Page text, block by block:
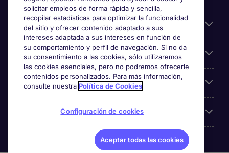
Información útil
Búsqueda de empleo
Empresas
Sobre Michael Page
solicitar empleos de forma rápida y sencilla,
recopilar estadísticas para optimizar la funcionalidad
del sitio y ofrecer contenido adaptado a sus
intereses adaptada a sus intereses en función de
su comportamiento y perfil de navegación. Si no da
su consentimiento a las cookies, sólo utilizaremos
las cookies esenciales, pero no podremos ofrecerle
contenidos personalizados. Para más información,
consulte nuestra Política de Cookies
Configuración de cookies
Aceptar todas las cookies